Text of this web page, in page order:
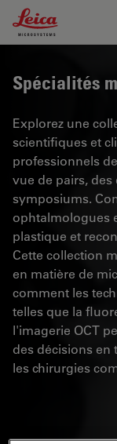
Leica
Spécialités
Explorez une
scientifiques et
professionnels
vue de pairs, des
symposiums.
ophtalmologues
plastique et
Cette collection
en matière de
comment les
telles que la
l'imagerie OCT
des décisions en
les chirurgies